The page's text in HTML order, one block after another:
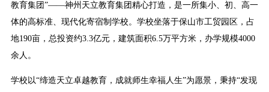
教育集团”——神州天立教育集团精心打造，是一所集小、初、高一
体的高标准、现代化寄宿制学校。学校坐落于保山市工贸园区，占
地190亩，总投资约3.3亿元，建筑面积6.5万平方米，办学规模4000
余人。
学校以“缔造天立卓越教育，成就师生幸福人生”为愿景，秉持“发现